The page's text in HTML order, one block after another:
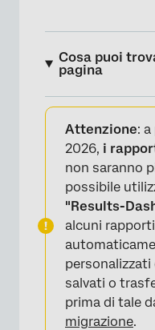
Cosa puoi
pagina
Informazioni
Opzioni di
Campi
FAQs
Attenzione:
2026, i
non saranno
possibile
"Results-
alcuni
personalizzati
salvati o
prima di tale
migrazione.